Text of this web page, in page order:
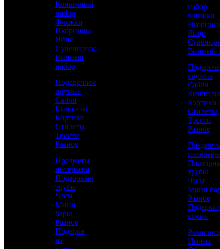
филиграни
Аристократ
Сабли
280 000 р.
Коньячный
набор
Фляжки
Икорницы
Яйцо
Сувенирное
Винный
набор
Подарочное
оружие
Сабли
Кинжалы
Кортики
Стилеты,
Трости
Разное
Предметы
интерьера
Подзорные
трубы
Часы
Мини
бары
Разное
Подарки
из
набор
Фляжки
Яйцо
Винный
оружие
Сабли
Кинжалы
Кортики
Стилеты,
Трости
Разное
трубы
Часы
Мини
Разное
Подарки
камня
Иконы